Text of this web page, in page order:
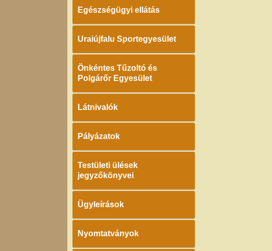
Egészségügyi ellátás
Uraiújfalu Sportegyesület
Önkéntes Tűzoltó és
Polgárőr Egyesület
Látnivalók
Pályázatok
Testületi ülések
jegyzőkönyvei
Ügyleírások
Nyomtatványok